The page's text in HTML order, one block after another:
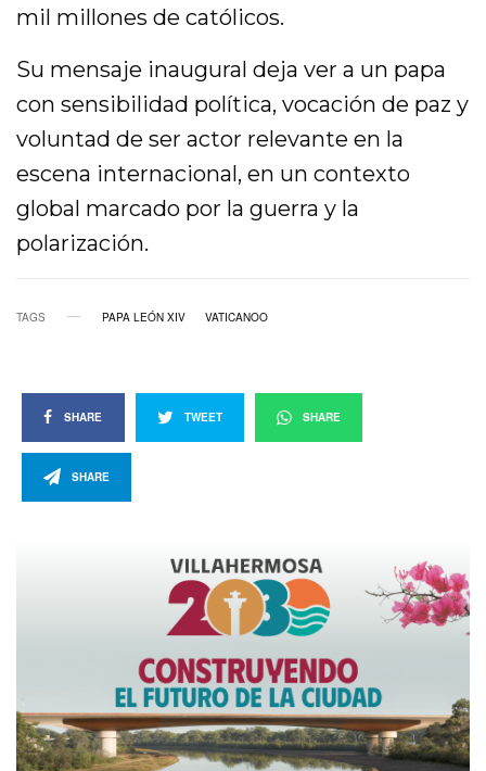
mil millones de católicos.
Su mensaje inaugural deja ver a un papa
con sensibilidad política, vocación de paz y
voluntad de ser actor relevante en la
escena internacional, en un contexto
global marcado por la guerra y la
polarización.
TAGS PAPA LEÓN XIV VATICANOO
SHARE TWEET SHARE
SHARE